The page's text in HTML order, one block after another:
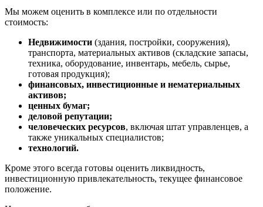
Мы можем оценить в комплексе или по отдельности
стоимость:
Недвижимости (здания, постройки, сооружения),
транспорта, материальных активов (складские запасы,
техника, оборудование, инвентарь, мебель, сырье,
готовая продукция);
финансовых, инвестиционные и нематериальных
активов;
ценных бумаг;
деловой репутации;
человеческих ресурсов, включая штат управленцев, а
также уникальных специалистов;
технологий.
Кроме этого всегда готовы оценить ликвидность,
инвестиционную привлекательность, текущее финансовое
положение.
Богородицк
Боготол
Борисоглебск
Боровичи
Братск
Бронницы
Брянск
Бузулук
Буй